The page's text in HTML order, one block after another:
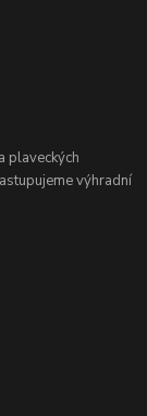
plaveckých
výhradní